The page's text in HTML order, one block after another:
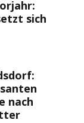
sich
nach